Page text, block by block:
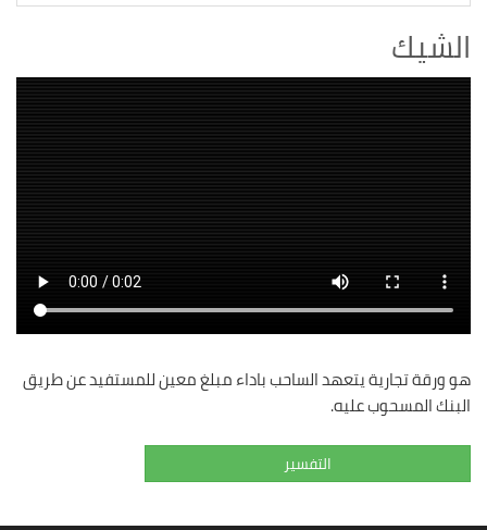
الشيك
هو ورقة تجارية يتعهد الساحب باداء مبلغ معين للمستفيد عن طريق
البنك المسحوب عليه.